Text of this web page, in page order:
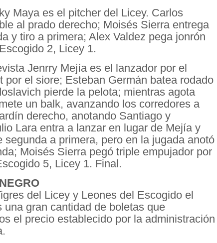
Maya es el pitcher del Licey. Carlos
al prado derecho; Moisés Sierra entrega
y tiro a primera; Alex Valdez pega jonrón
2, Licey 1.
Jenrry Mejía es el lanzador por el
por el siore; Esteban Germán batea rodado
pierde la pelota; mientras agota
un balk, avanzando los corredores a
derecho, anotando Santiago y
Lara entra a lanzar en lugar de Mejía y
a primera, pero en la jugada anotó
Moisés Sierra pegó triple empujador por
5, Licey 1. Final.
del Licey y Leones del Escogido el
gran cantidad de boletas que
el precio establecido por la administración